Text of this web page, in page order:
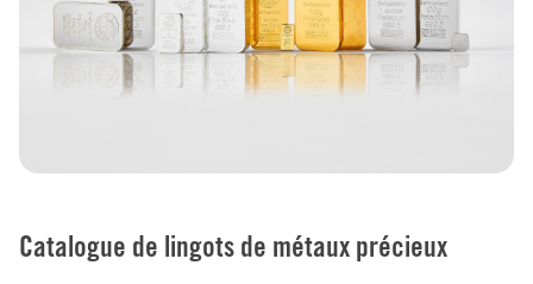
Catalogue de lingots de métaux précieux